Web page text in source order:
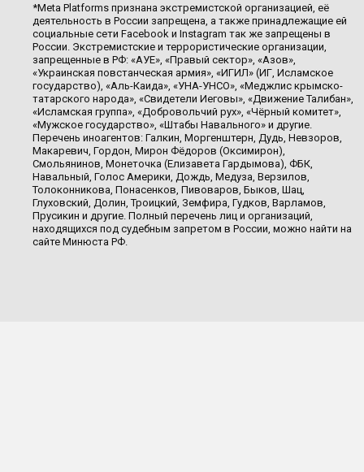
*Meta Platforms признана экстремистской организацией, её
деятельность в России запрещена, а также принадлежащие ей
социальные сети Facebook и Instagram так же запрещены в
России. Экстремистские и террористические организации,
запрещенные в РФ: «АУЕ», «Правый сектор», «Азов»,
«Украинская повстанческая армия», «ИГИЛ» (ИГ, Исламское
государство), «Аль-Каида», «УНА-УНСО», «Меджлис крымско-
татарского народа», «Свидетели Иеговы», «Движение Талибан»,
«Исламская группа», «Добровольчий рух», «Чёрный комитет»,
«Мужское государство», «Штабы Навального» и другие.
Перечень иноагентов: Галкин, Моргенштерн, Дудь, Невзоров,
Макаревич, Гордон, Мирон Фёдоров (Оксимирон),
Смольянинов, Монеточка (Елизавета Гардымова), ФБК,
Навальный, Голос Америки, Дождь, Медуза, Верзилов,
Толоконникова, Понасенков, Пивоваров, Быков, Шац,
Глуховский, Долин, Троицкий, Земфира, Гудков, Варламов,
Прусикин и другие. Полный перечень лиц и организаций,
находящихся под судебным запретом в России, можно найти на
сайте Минюста РФ.